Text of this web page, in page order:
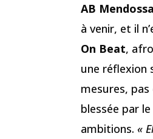
AB Mendossa
à venir, et il
On Beat,
une réflexion
mesures,
blessée par
ambitions. «